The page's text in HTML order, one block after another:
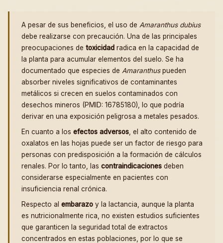
A pesar de sus beneficios, el uso de Amaranthus dubius
debe realizarse con precaución. Una de las principales
preocupaciones de toxicidad radica en la capacidad de
la planta para acumular elementos del suelo. Se ha
documentado que especies de Amaranthuspueden
absorber niveles significativos de contaminantes
metálicos si crecen en suelos contaminados con
desechos mineros (PMID: 16785180), lo que podría
derivar en una exposición peligrosa a metales pesados.
En cuanto a los efectos adversos , el alto contenido de
oxalatos en las hojas puede ser un factor de riesgo para
personas con predisposición a la formación de cálculos
renales. Por lo tanto, las contraindicaciones deben
considerarse especialmente en pacientes con
insuficiencia renal crónica.
Respecto al embarazo y la lactancia, aunque la planta
es nutricionalmente rica, no existen estudios suficientes
que garanticen la seguridad total de extractos
concentrados en estas poblaciones, por lo que se